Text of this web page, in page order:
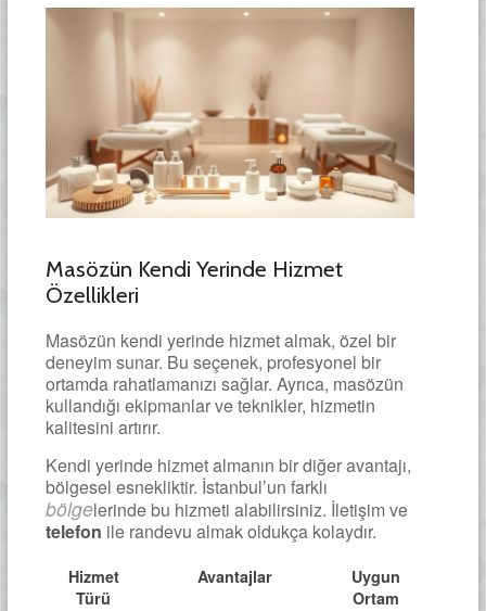
Masözün Kendi Yerinde Hizmet
Özellikleri
Masözün kendi yerinde hizmet almak, özel bir
deneyim sunar. Bu seçenek, profesyonel bir
ortamda rahatlamanızı sağlar. Ayrıca, masözün
kullandığı ekipmanlar ve teknikler, hizmetin
kalitesini artırır.
Kendi yerinde hizmet almanın bir diğer avantajı,
bölgesel esnekliktir. İstanbul’un farklı
bölgelerinde bu hizmeti alabilirsiniz. İletişim ve
telefon ile randevu almak oldukça kolaydır.
Hizmet
Türü
Avantajlar
Uygun
Ortam